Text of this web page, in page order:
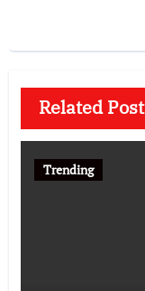
Related Post
Trending